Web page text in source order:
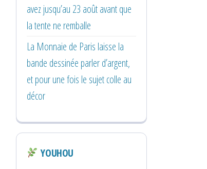
avez jusqu’au 23 août avant que
la tente ne remballe
La Monnaie de Paris laisse la
bande dessinée parler d’argent,
et pour une fois le sujet colle au
décor
YOUHOU